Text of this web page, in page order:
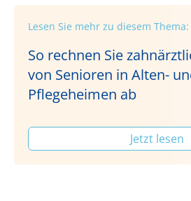
Lesen Sie mehr zu diesem Thema:
So rechnen Sie
von Senioren in Alten-
Pflegeheimen ab
Jetzt lesen